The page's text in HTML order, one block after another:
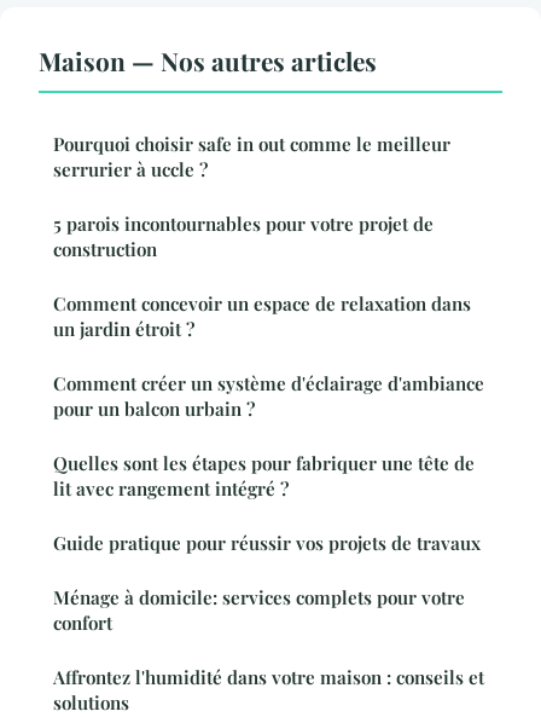
Maison — Nos autres articles
Pourquoi choisir safe in out comme le meilleur
serrurier à uccle ?
5 parois incontournables pour votre projet de
construction
Comment concevoir un espace de relaxation dans
un jardin étroit ?
Comment créer un système d'éclairage d'ambiance
pour un balcon urbain ?
Quelles sont les étapes pour fabriquer une tête de
lit avec rangement intégré ?
Guide pratique pour réussir vos projets de travaux
Ménage à domicile: services complets pour votre
confort
Affrontez l'humidité dans votre maison : conseils et
solutions